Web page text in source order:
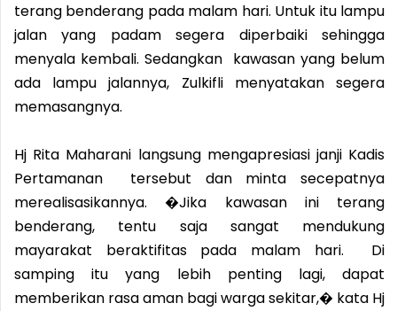
terang benderang pada malam hari. Untuk itu lampu
jalan yang padam segera diperbaiki sehingga
menyala kembali. Sedangkan kawasan yang belum
ada lampu jalannya, Zulkifli menyatakan segera
memasangnya.
Hj Rita Maharani langsung mengapresiasi janji Kadis
Pertamanan tersebut dan minta secepatnya
merealisasikannya. �Jika kawasan ini terang
benderang, tentu saja sangat mendukung
mayarakat beraktifitas pada malam hari. Di
samping itu yang lebih penting lagi, dapat
memberikan rasa aman bagi warga sekitar,� kata Hj